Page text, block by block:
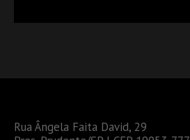
Rua Ângela Faita David, 29